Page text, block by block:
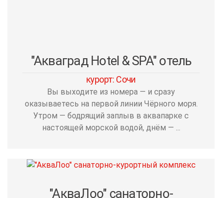
"Акваград Hotel & SPA" отель
курорт: Сочи
Вы выходите из номера — и сразу
оказываетесь на первой линии Чёрного моря.
Утром — бодрящий заплыв в аквапарке с
настоящей морской водой, днём — ...
"АкваЛоо" санаторно-